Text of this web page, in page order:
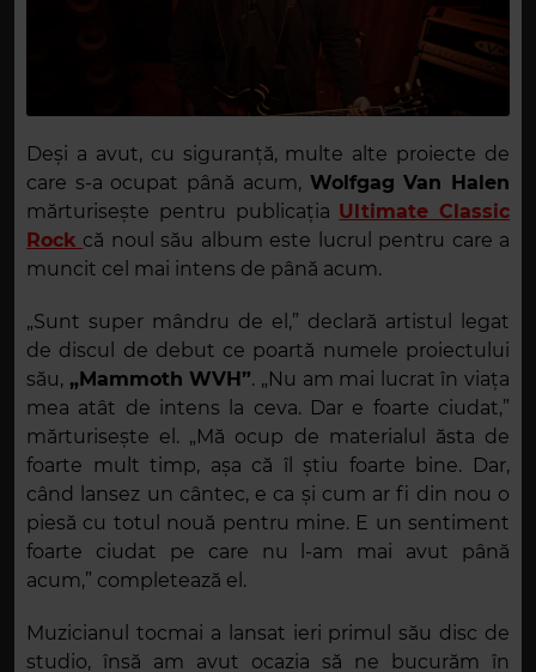
Deși a avut, cu siguranță, multe alte proiecte de
care s-a ocupat până acum, Wolfgag Van Halen
mărturisește pentru publicația Ultimate Classic
Rock că noul său album este lucrul pentru care a
muncit cel mai intens de până acum.
„Sunt super mândru de el,” declară artistul legat
de discul de debut ce poartă numele proiectului
său, „Mammoth WVH”. „Nu am mai lucrat în viața
mea atât de intens la ceva. Dar e foarte ciudat,”
mărturisește el. „Mă ocup de materialul ăsta de
foarte mult timp, așa că îl știu foarte bine. Dar,
când lansez un cântec, e ca și cum ar fi din nou o
piesă cu totul nouă pentru mine. E un sentiment
foarte ciudat pe care nu l-am mai avut până
acum,” completează el.
Muzicianul tocmai a lansat ieri primul său disc de
studio, însă am avut ocazia să ne bucurăm în